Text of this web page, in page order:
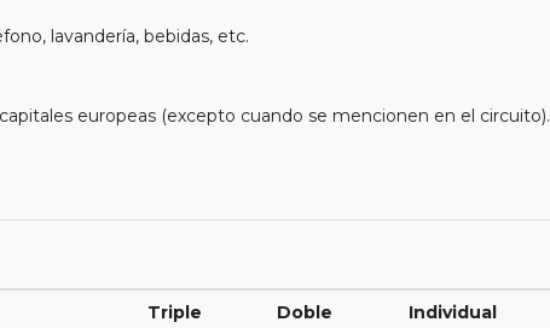
lavandería, bebidas, etc.
europeas (excepto cuando se mencionen en el circuito).
Triple Doble Individual